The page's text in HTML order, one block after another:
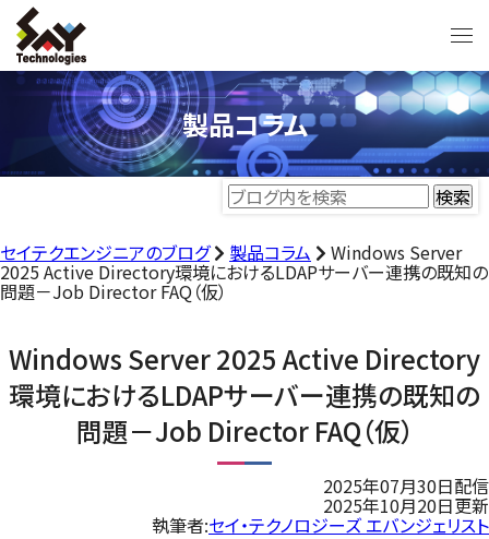
製品コラム
セイテクエンジニアのブログ 製品コラム Windows Server
2025 Active Directory環境におけるLDAPサーバー連携の既知の
問題－Job Director FAQ（仮）
Windows Server 2025 Active Directory
環境におけるLDAPサーバー連携の既知の
問題－Job Director FAQ（仮）
2025年07月30日配信
2025年10月20日更新
執筆者:セイ・テクノロジーズ エバンジェリスト